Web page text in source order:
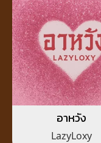
อาหวัง
LazyLoxy